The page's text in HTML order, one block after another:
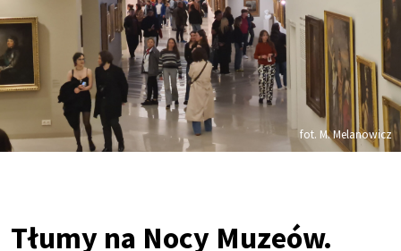
fot. M. Melanowicz
Tłumy na Nocy Muzeów.